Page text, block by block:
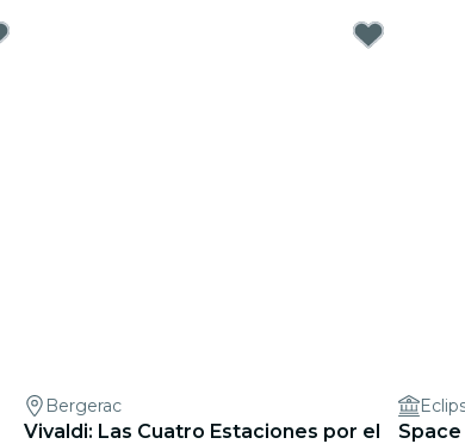
Bergerac
Vivaldi: Las Cuatro Estaciones por el
Space